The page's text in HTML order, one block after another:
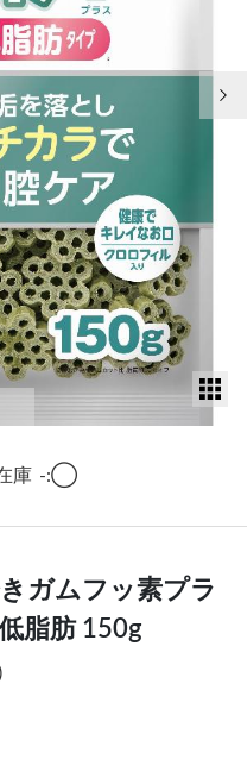
庫 -:◯
ガムフッ素プラ
脂肪 150g